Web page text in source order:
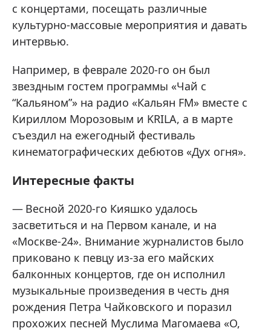
с концертами, посещать различные
культурно-массовые мероприятия и давать
интервью.
Например, в феврале 2020-го он был
звездным гостем программы «Чай с
“Кальяном”» на радио «Кальян FM» вместе с
Кириллом Морозовым и KRILA, а в марте
съездил на ежегодный фестиваль
кинематографических дебютов «Дух огня».
Интересные факты
Весной 2020-го Кияшко удалось
засветиться и на Первом канале, и на
«Москве-24». Внимание журналистов было
приковано к певцу из-за его майских
балконных концертов, где он исполнил
музыкальные произведения в честь дня
рождения Петра Чайковского и поразил
прохожих песней Муслима Магомаева «О,